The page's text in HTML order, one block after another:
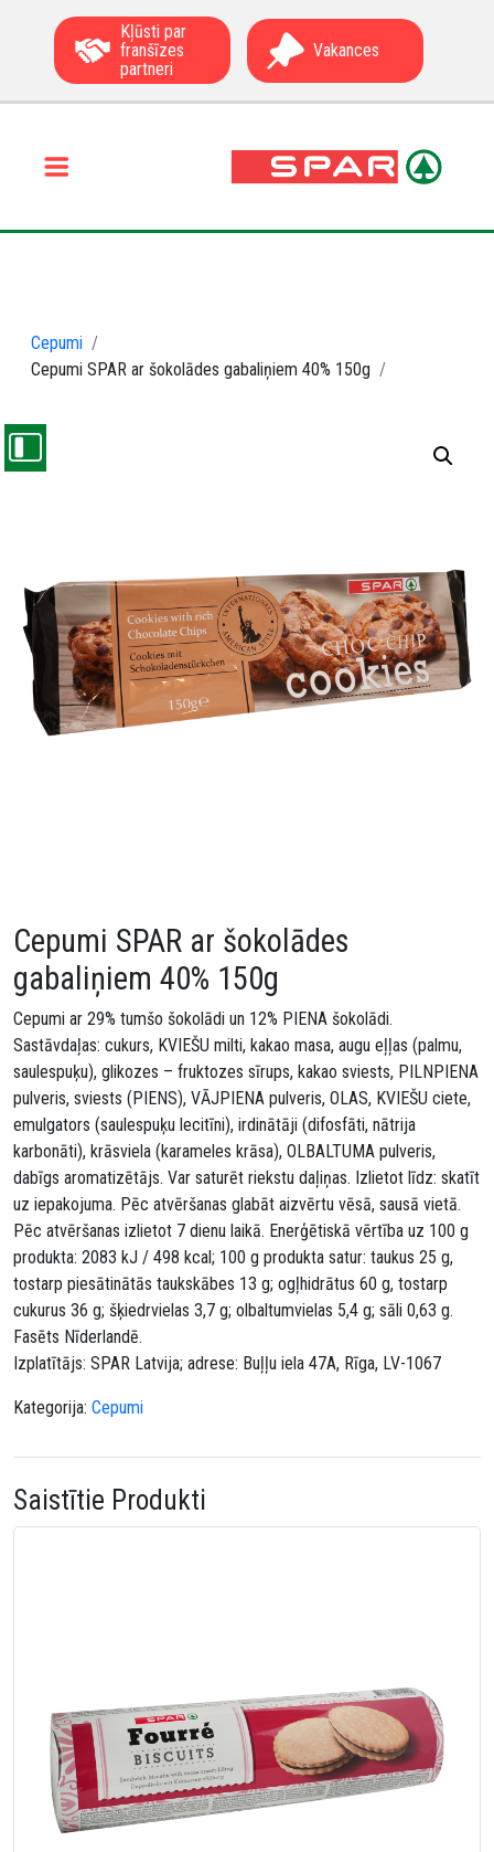
Kļūsti par
franšīzes
partneri
Vakances
Cepumi
Cepumi SPAR ar šokolādes gabaliņiem 40% 150g
Cepumi SPAR ar šokolādes
gabaliņiem 40% 150g
Cepumi ar 29% tumšo šokolādi un 12% PIENA šokolādi.
Sastāvdaļas: cukurs, KVIEŠU milti, kakao masa, augu eļļas (palmu,
saulespuķu), glikozes – fruktozes sīrups, kakao sviests, PILNPIENA
pulveris, sviests (PIENS), VĀJPIENA pulveris, OLAS, KVIEŠU ciete,
emulgators (saulespuķu lecitīni), irdinātāji (difosfāti, nātrija
karbonāti), krāsviela (karameles krāsa), OLBALTUMA pulveris,
dabīgs aromatizētājs. Var saturēt riekstu daļiņas. Izlietot līdz: skatīt
uz iepakojuma. Pēc atvēršanas glabāt aizvērtu vēsā, sausā vietā.
Pēc atvēršanas izlietot 7 dienu laikā. Enerģētiskā vērtība uz 100 g
produkta: 2083 kJ / 498 kcal; 100 g produkta satur: taukus 25 g,
tostarp piesātinātās taukskābes 13 g; ogļhidrātus 60 g, tostarp
cukurus 36 g; šķiedrvielas 3,7 g; olbaltumvielas 5,4 g; sāli 0,63 g.
Fasēts Nīderlandē.
Izplatītājs: SPAR Latvija; adrese: Buļļu iela 47A, Rīga, LV-1067
Kategorija: Cepumi
Saistītie Produkti